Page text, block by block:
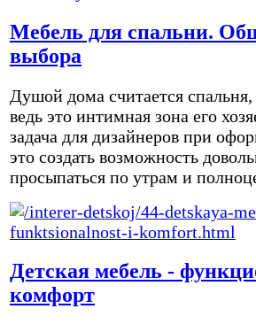
Мебель для спальни.
выбора
Душой дома считается
ведь это интимная зона его
задача для дизайнеров при
это создать возможность
просыпаться по утрам и
Детская мебель -
комфорт